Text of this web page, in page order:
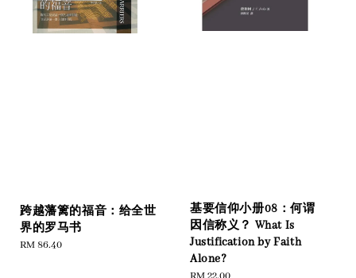
跨越藩篱的福音：给全世
界的罗马书
Regular
RM 86.40
基要信仰小册08：何谓
因信称义？ What Is
Justification by Faith
Alone?